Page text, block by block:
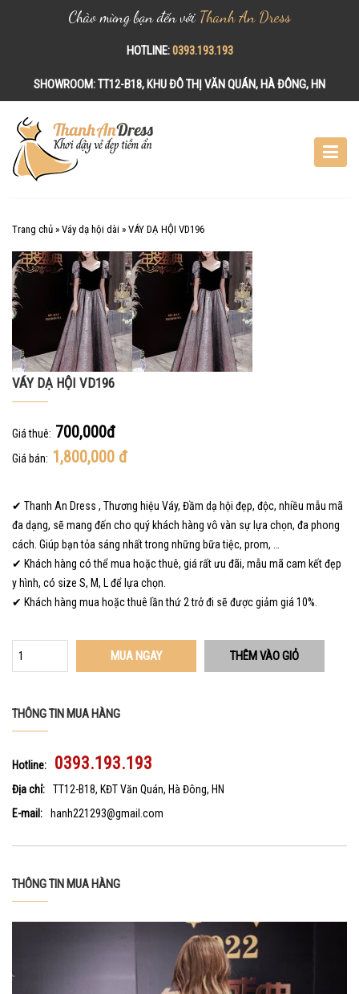
Chào mừng bạn đến với Thanh An Dress
HOTLINE:0393.193.193
SHOWROOM:TT12-B18, KHU ĐÔ THỊ VĂN QUÁN, HÀ ĐÔNG, HN
Trang chủ » Váy dạ hội dài » VÁY DẠ HỘI VD196
VÁY DẠ HỘI VD196
Giá thuê: 700,000đ
Giá bán: 1,800,000 đ
✔ Thanh An Dress , Thương hiệu Váy, Đầm dạ hội đẹp, độc, nhiều mẫu mã
đa dạng, sẽ mang đến cho quý khách hàng vô vàn sự lựa chọn, đa phong
cách. Giúp bạn tỏa sáng nhất trong những bữa tiệc, prom, …
✔ Khách hàng có thể mua hoặc thuê, giá rất ưu đãi, mẫu mã cam kết đẹp
y hình, có size S, M, L để lựa chọn.
✔ Khách hàng mua hoặc thuê lần thứ 2 trở đi sẽ được giảm giá 10%.
MUA NGAY
THÔNG TIN MUA HÀNG
Hotline: 0393.193.193
Địa chỉ:
TT12-B18, KĐT Văn Quán, Hà Đông, HN
E-mail:
hanh221293@gmail.com
THÔNG TIN MUA HÀNG